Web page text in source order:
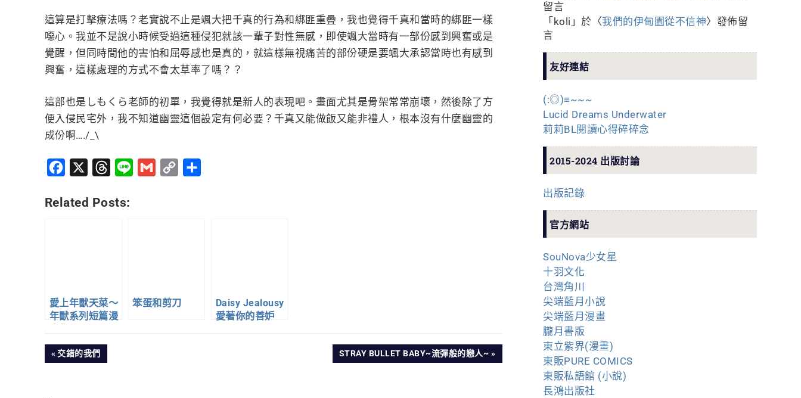
這算是打擊療法嗎？老實說不止是颯大把千真的行為和綁匪重疊，我也覺得千真和當時的綁匪一樣
噁心。我並不是說小時候受過這種侵犯就該一輩子對性無感，即使颯大當時有一部份感到興奮或是
覺醒，但同時間他的害怕和屈辱感也是真的，就這樣無視痛苦的部份硬是要颯大承認當時也有感到
興奮，這樣處理的方式不會太草率了嗎？？
這部也是しもくら老師的初單，我覺得就是新人的表現吧。畫面尤其是骨架常常崩壞，然後除了方
便入侵民宅外，我不知道幽靈這個設定有何必要？千真又能做飯又能非禮人，根本沒有什麼幽靈的
成份啊…./_\
Facebook Threads
Line Gmail
Copy
Related Posts:
愛上年獸天菜～
年獸系列短篇漫
笨蛋和剪刀
Daisy Jealousy
愛著你的善妒
文PREVIOUS
交錯的我們
NEXT
STRAY BULLET BABY~流彈般的戀人~
留言
「 koli 」於〈我們的伊甸園從不信神〉發佈留
言
友好連結
(:◎)≡~~~
Lucid Dreams Underwater
莉莉BL閱讀心得碎碎念
2015-2024 出版討論
出版記錄
官方網站
SouNova少女星
十羽文化
台灣角川
尖端藍月小說
尖端藍月漫畫
朧月書版
東立紫界(漫畫)
東販PURE COMICS
東販私語館 (小說)
長鴻出版社